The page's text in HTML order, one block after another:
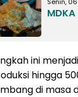
ini
hingga
di masa